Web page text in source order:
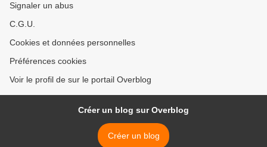
Signaler un abus
C.G.U.
Cookies et données personnelles
Préférences cookies
Voir le profil de sur le portail Overblog
Créer un blog sur Overblog
Créer un blog